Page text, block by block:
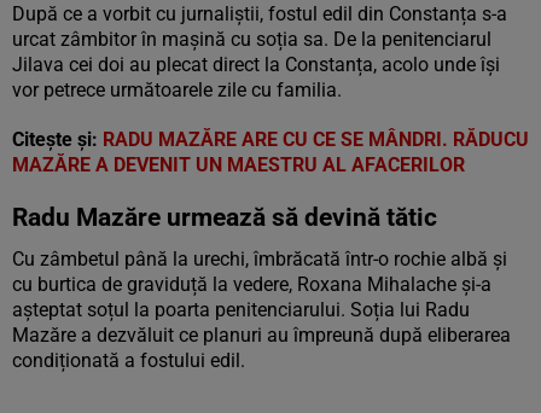
După ce a vorbit cu jurnaliștii, fostul edil din Constanța s-a
urcat zâmbitor în mașină cu soția sa. De la penitenciarul
Jilava cei doi au plecat direct la Constanța, acolo unde își
vor petrece următoarele zile cu familia.
Citește și: RADU MAZĂRE ARE CU CE SE MÂNDRI. RĂDUCU
MAZĂRE A DEVENIT UN MAESTRU AL AFACERILOR
Radu Mazăre urmează să devină tătic
Cu zâmbetul până la urechi, îmbrăcată într-o rochie albă și
cu burtica de graviduță la vedere, Roxana Mihalache și-a
așteptat soțul la poarta penitenciarului. Soția lui Radu
Mazăre a dezvăluit ce planuri au împreună după eliberarea
condiționată a fostului edil.